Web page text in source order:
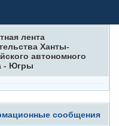
лента
Ханты-
автономного
- Югры
сообщения